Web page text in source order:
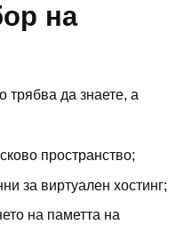
на
трябва да знаете, а
пространство;
за виртуален хостинг;
на паметта на